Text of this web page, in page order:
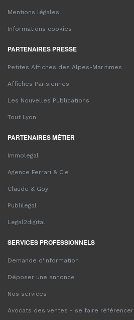
Mentions légales
Informations cookies
PARTENAIRES PRESSE
Petites Affiches des Alpes-Maritimes
Affiches Parisiennes
Les Nouvelles Publications
Tout Lyon
PARTENAIRES MÉTIER
Immolegal
Agence Ferrari & Cie
Claude & Goy
Publilegal
Legal2digital
SERVICES PROFESSIONNELS
Demande d'information
Déposer une annonce
Nos services
Avocats des ventes - se faire référencer